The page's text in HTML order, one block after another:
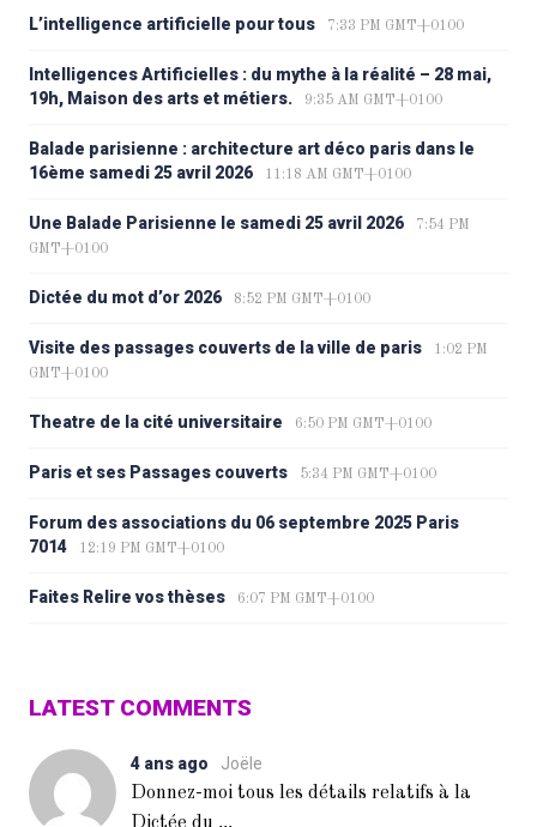
L’intelligence artificielle pour tous 7:33 PM GMT+0100
Intelligences Artificielles : du mythe à la réalité – 28 mai,
19h, Maison des arts et métiers.
9:35 AM GMT+0100
Balade parisienne : architecture art déco paris dans le
16ème samedi 25 avril 2026
11:18 AM GMT+0100
Une Balade Parisienne le samedi 25 avril 2026
7:54 PM
GMT+0100
Dictée du mot d’or 2026 8:52 PM GMT+0100
Visite des passages couverts de la ville de paris
1:02 PM
GMT+0100
Theatre de la cité universitaire 6:50 PM GMT+0100
Paris et ses Passages couverts 5:34 PM GMT+0100
Forum des associations du 06 septembre 2025 Paris
7014
12:19 PM GMT+0100
Faites Relire vos thèses 6:07 PM GMT+0100
LATEST COMMENTS
4 ans ago
Joële
Donnez-moi tous les détails relatifs à la
...